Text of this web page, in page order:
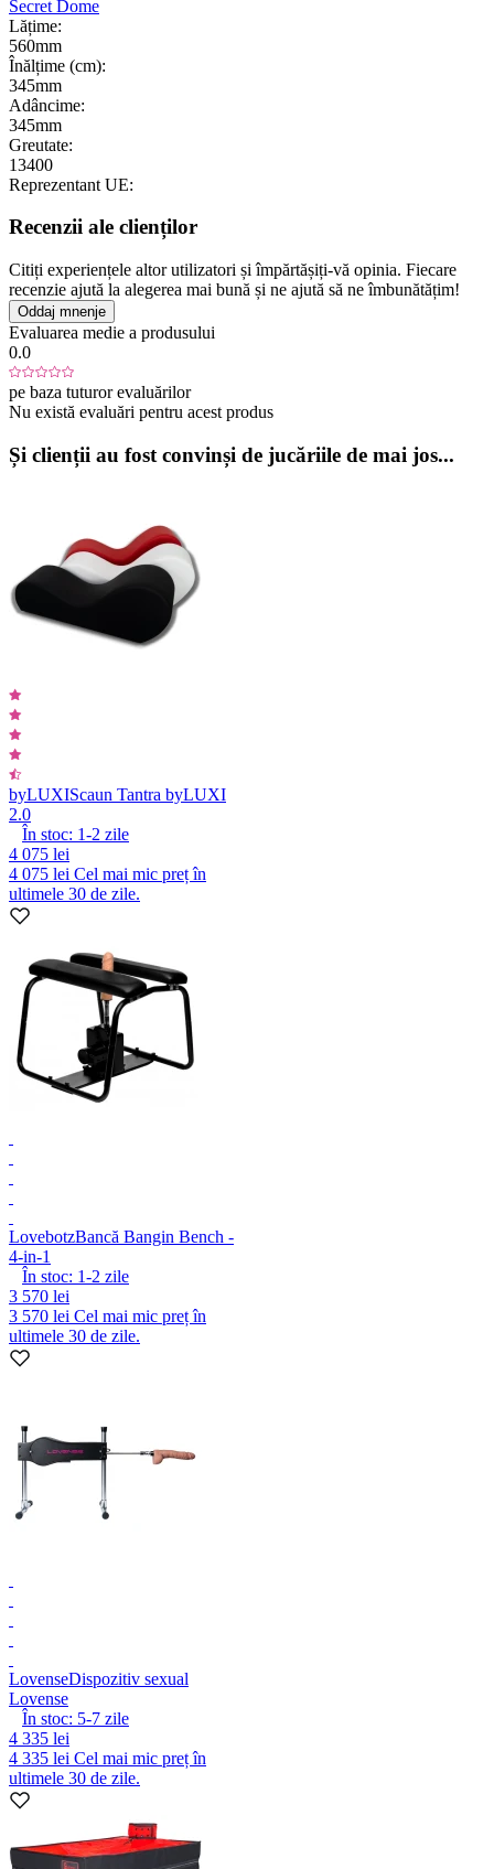
Secret Dome
Lățime:
560mm
Înălțime (cm):
345mm
Adâncime:
345mm
Greutate:
13400
Reprezentant UE:
Recenzii ale clienților
Citiți experiențele altor utilizatori și împărtășiți-vă opinia. Fiecare
recenzie ajută la alegerea mai bună și ne ajută să ne îmbunătățim!
Oddaj mnenje
Evaluarea medie a produsului
0.0
pe baza tuturor evaluărilor
Nu există evaluări pentru acest produs
Și clienții au fost convinși de jucăriile de mai jos...
byLUXIScaun Tantra byLUXI
2.0
În stoc: 1-2 zile
4 075 lei
4 075 lei Cel mai mic preț în
ultimele 30 de zile.
LovebotzBancă Bangin Bench -
4-in-1
În stoc: 1-2 zile
3 570 lei
3 570 lei Cel mai mic preț în
ultimele 30 de zile.
LovenseDispozitiv sexual
Lovense
În stoc: 5-7 zile
4 335 lei
4 335 lei Cel mai mic preț în
ultimele 30 de zile.